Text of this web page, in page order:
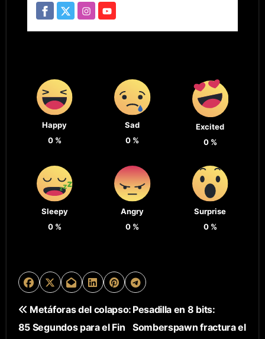
Happy
0%
Sad
0 %
Excited
0%
Sleepy
0%
Angry
0 %
Surprise
0%
NMetáforas del colapso:
85 Segundos para el Fin
Pesadilla en 8 bits:
Somberspawn fractura el